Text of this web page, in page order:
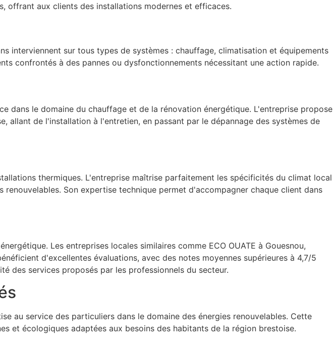
offrant aux clients des installations modernes et efficaces.
interviennent sur tous types de systèmes : chauffage, climatisation et équipements
confrontés à des pannes ou dysfonctionnements nécessitant une action rapide.
dans le domaine du chauffage et de la rénovation énergétique. L'entreprise propose
allant de l'installation à l'entretien, en passant par le dépannage des systèmes de
thermiques. L'entreprise maîtrise parfaitement les spécificités du climat local
Son expertise technique permet d'accompagner chaque client dans
Les entreprises locales similaires comme ECO OUATE à Gouesnou,
d'excellentes évaluations, avec des notes moyennes supérieures à 4,7/5
des services proposés par les professionnels du secteur.
au service des particuliers dans le domaine des énergies renouvelables. Cette
et écologiques adaptées aux besoins des habitants de la région brestoise.